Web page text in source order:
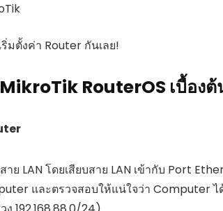
มตั้งค่า Router กันเลย!
RouterOS เบื้องต้
ย LAN โดยเสียบสาย LAN เข้ากับ Port
และตรวจสอบให้แน่ใจว่า Computer